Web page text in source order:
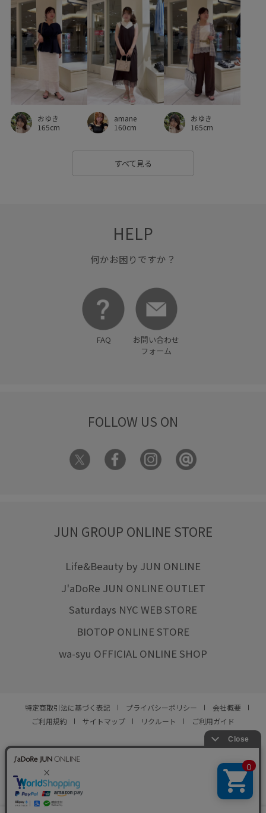
チェーン テーパードパンツ デイリー使い
デニムに合わせる トレンド トレンド感
トートバッグ ナイロン ニット ハイウエスト
ハリ感 ビジネスシーン ビスチェ ビスチェ風
フェイクレザー フラットシューズ フリーサイズ
ブラウス プレーティング ヘアアレンジ ベルト
ベーシックカラー ポケット付き
ポーチ マーメイドスカート
大人カジュアル 差し色
快適 快適な着心地
春夏 普段使いも出来る
重ね着に重宝 金ボタン
おゆき
165cm
amane
160cm
おゆき
165cm
すべて見る
HELP
何かお困りですか？
FAQ
お問い合わせ
フォーム
FOLLOW US ON
JUN GROUP ONLINE STORE
Life&Beauty by JUN ONLINE
J'aDoRe JUN ONLINE OUTLET
Saturdays NYC WEB STORE
BIOTOP ONLINE STORE
wa-syu OFFICIAL ONLINE SHOP
特定商取引法に基づく表記 プライバシーポリシー
会社概要
ご利用規約
サイトマップ リクルート ご利用ガイド
© JUN CO.,LTD. ALL RIGHTS RESERVED.